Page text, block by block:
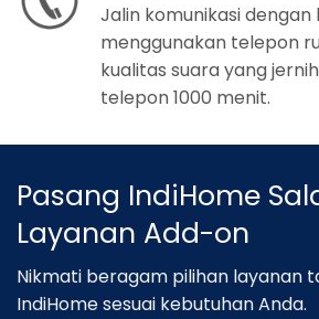
Jalin komunikasi
menggunakan telepon
kualitas suara yang
telepon 1000 menit.
Pasang IndiHome
Layanan Add-on
Nikmati beragam pilihan layanan
IndiHome sesuai kebutuhan Anda.